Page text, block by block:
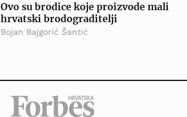
Ovo su brodice koje proizvode mali
hrvatski brodograditelji
Bojan Bajgorić Šantić